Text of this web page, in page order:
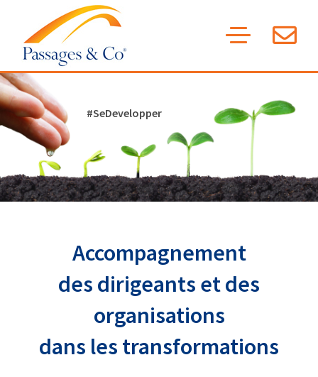
content
#SeDevelopper
Accompagnement
des dirigeants et des
organisations
dans les transformations